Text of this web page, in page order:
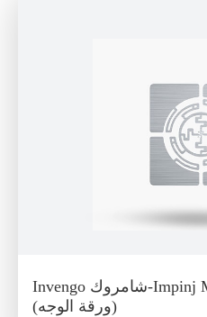
Invengo شامروك-Impinj Monza4D UHF تسمية
(ورقة الوجه)